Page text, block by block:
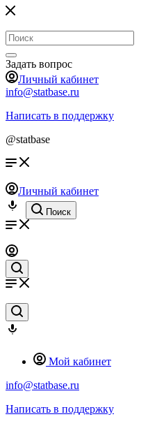
Задать вопрос
Личный кабинет
info@statbase.ru
Написать в поддержку
@statbase
Личный кабинет
Поиск
Мой кабинет
info@statbase.ru
Написать в поддержку